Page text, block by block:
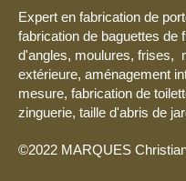
Expert en fabrication de
fabrication de baguettes
d'angles, moulures, frises,
extérieure, aménagement
mesure, fabrication de
zinguerie, taille d'abris de
©2022 MARQUES